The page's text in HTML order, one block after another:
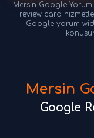
Mersin Google
review card
Google yorum
Mersin
Google